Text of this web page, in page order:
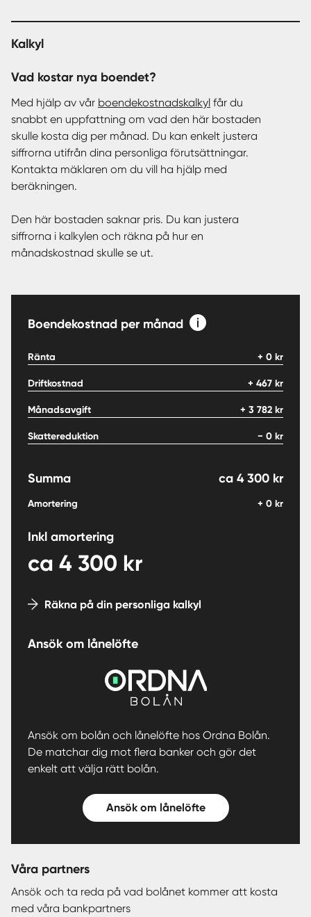
Kalkyl
Vad kostar nya boendet?
Med hjälp av vår boendekostnadskalkyl får du
snabbt en uppfattning om vad den här bostaden
skulle kosta dig per månad. Du kan enkelt justera
siffrorna utifrån dina personliga förutsättningar.
Kontakta mäklaren om du vill ha hjälp med
beräkningen.
Den här bostaden saknar pris. Du kan justera
siffrorna i kalkylen och räkna på hur en
månadskostnad skulle se ut.
Boendekostnad per månad
Ränta + 0 kr
Driftkostnad + 467 kr
Månadsavgift + 3 782 kr
Skattereduktion − 0 kr
Summa ca 4 300 kr
Amortering + 0 kr
Inkl amortering
ca 4 300 kr
Räkna på din personliga kalkyl
Ansök om lånelöfte
Ansök om bolån och lånelöfte hos Ordna Bolån.
De matchar dig mot flera banker och gör det
enkelt att välja rätt bolån.
Ansök om lånelöfte
Våra partners
Ansök och ta reda på vad bolånet kommer att kosta
med våra bankpartners